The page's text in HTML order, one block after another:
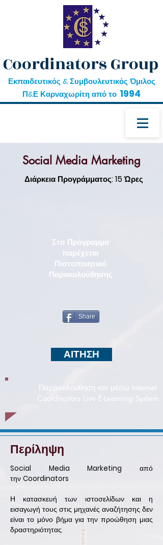
Coordinators Group
Εκπαιδευτικός & Συμβουλευτικός Όμιλος
Π&Ε Καρναχωρίτη από το 1994
Social Media Marketing
Διάρκεια Προγράμματος: 15 Ώρες
Στο Πρόγραμμα
παρέχεται
Πιστοποιητικό
Παρακολούθησης
Share
ΑΙΤΗΣΗ
Παρακολούθηση και μέσω Internet
Coordinators Live E-Learning System
Περίληψη
Social Media Marketing από
την Coordinators
Η κατασκευή των ιστοσελίδων και η
εισαγωγή τους στις μηχανές αναζήτησης δεν
είναι το μόνο βήμα για την προώθηση μιας
δραστηριότητας.